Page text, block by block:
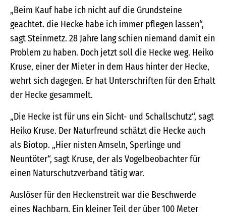
„Beim Kauf habe ich nicht auf die Grundsteine
geachtet. die Hecke habe ich immer pflegen lassen“,
sagt Steinmetz. 28 Jahre lang schien niemand damit ein
Problem zu haben. Doch jetzt soll die Hecke weg. Heiko
Kruse, einer der Mieter in dem Haus hinter der Hecke,
wehrt sich dagegen. Er hat Unterschriften für den Erhalt
der Hecke gesammelt.
„Die Hecke ist für uns ein Sicht- und Schallschutz“, sagt
Heiko Kruse. Der Naturfreund schätzt die Hecke auch
als Biotop. „Hier nisten Amseln, Sperlinge und
Neuntöter“, sagt Kruse, der als Vogelbeobachter für
einen Naturschutzverband tätig war.
Auslöser für den Heckenstreit war die Beschwerde
eines Nachbarn. Ein kleiner Teil der über 100 Meter